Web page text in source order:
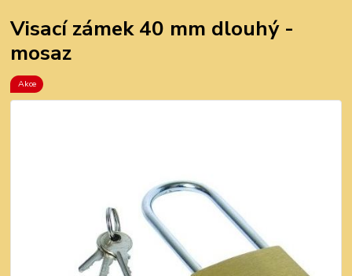
Visací zámek 40 mm dlouhý -
mosaz
Akce